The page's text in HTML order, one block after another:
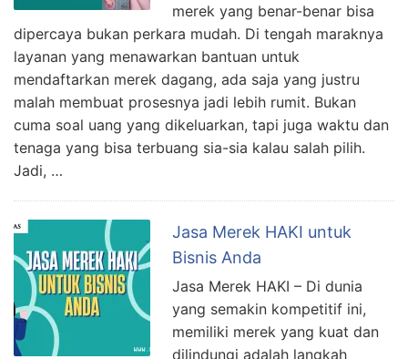
merek yang benar-benar bisa
dipercaya bukan perkara mudah. Di tengah maraknya
layanan yang menawarkan bantuan untuk
mendaftarkan merek dagang, ada saja yang justru
malah membuat prosesnya jadi lebih rumit. Bukan
cuma soal uang yang dikeluarkan, tapi juga waktu dan
tenaga yang bisa terbuang sia-sia kalau salah pilih.
Jadi, …
Jasa Merek HAKI untuk
Bisnis Anda
Jasa Merek HAKI – Di dunia
yang semakin kompetitif ini,
memiliki merek yang kuat dan
dilindungi adalah langkah